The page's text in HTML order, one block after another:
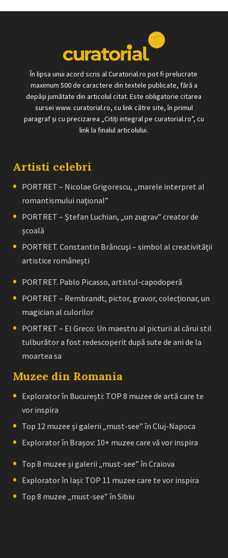
În lipsa unui acord scris al Curatorial.ro pot fi prelucrate
maximum 500 de caractere din textele publicate, fără a
depăși jumătate din articolul citat. Este obligatorie citarea
sursei www. curatorial.ro, cu link către site, în primul
paragraf și cu precizarea „Citiți integral pe curatorial.ro”, cu
link la finalul articolului.
Artisti celebri
PORTRET – Nicolae Grigorescu, „marele interpret al
romantismului naţional”
PORTRET – Ştefan Luchian, „un zugrav” creator de
școală
PORTRET. Constantin Brâncuşi – simbol al creativităţii
artistice româneşti
PORTRET. Pablo Picasso, artistul-capodoperă
PORTRET – Rembrandt, pictor, gravor, colecţionar, un
magician al culorilor
PORTRET – El Greco: Un maestru al picturii al cărui stil
tulburător a fost redescoperit după sute de ani de la
moartea sa
Muzee din Romania
Explorator în București: TOP 8 muzee de artă care te
vor inspira
Top 12 muzee și galerii „must-see” în Cluj-Napoca
Explorator în Brașov: 10+ muzee care vă vor inspira
Top 8 muzee și galerii „must-see” în Craiova
Explorator în Iași: TOP 11 muzee care te vor inspira
Top 8 muzee „must-see” în Sibiu